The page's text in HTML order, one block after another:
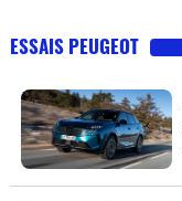
ESSAIS PEUGEOT